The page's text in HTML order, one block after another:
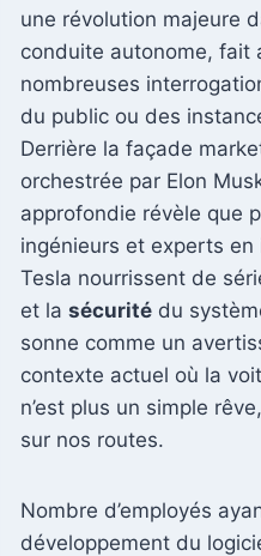
une révolution majeure
conduite autonome, fait
nombreuses
du public ou des
Derrière la façade
orchestrée par Elon
approfondie révèle que
ingénieurs et experts
Tesla nourrissent de
et la sécurité du
sonne comme un
contexte actuel où la
n’est plus un simple
sur nos routes.
Nombre d’employés
développement du